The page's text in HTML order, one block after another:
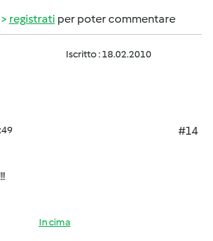
registrati per poter commentare
Iscritto : 18.02.2010
#14
In cima